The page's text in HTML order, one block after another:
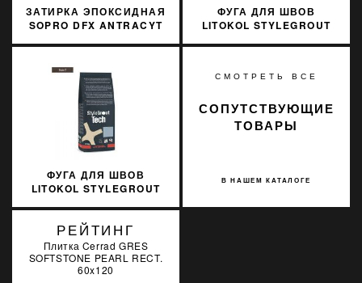
ЗАТИРКА ЭПОКСИДНАЯ
SOPRO DFX ANTRACYT
ФУГА ДЛЯ ШВОВ
LITOKOL STYLEGROUT
ФУГА ДЛЯ ШВОВ
LITOKOL STYLEGROUT
КОРИЧНЕВЫЙ
СМОТРЕТЬ ВСЕ
В НАШЕМ КАТАЛОГЕ
СОПУТСТВУЮЩИЕ
ТОВАРЫ
РЕЙТИНГ
Плитка Cerrad GRES
SOFTSTONE PEARL RECT.
60x120